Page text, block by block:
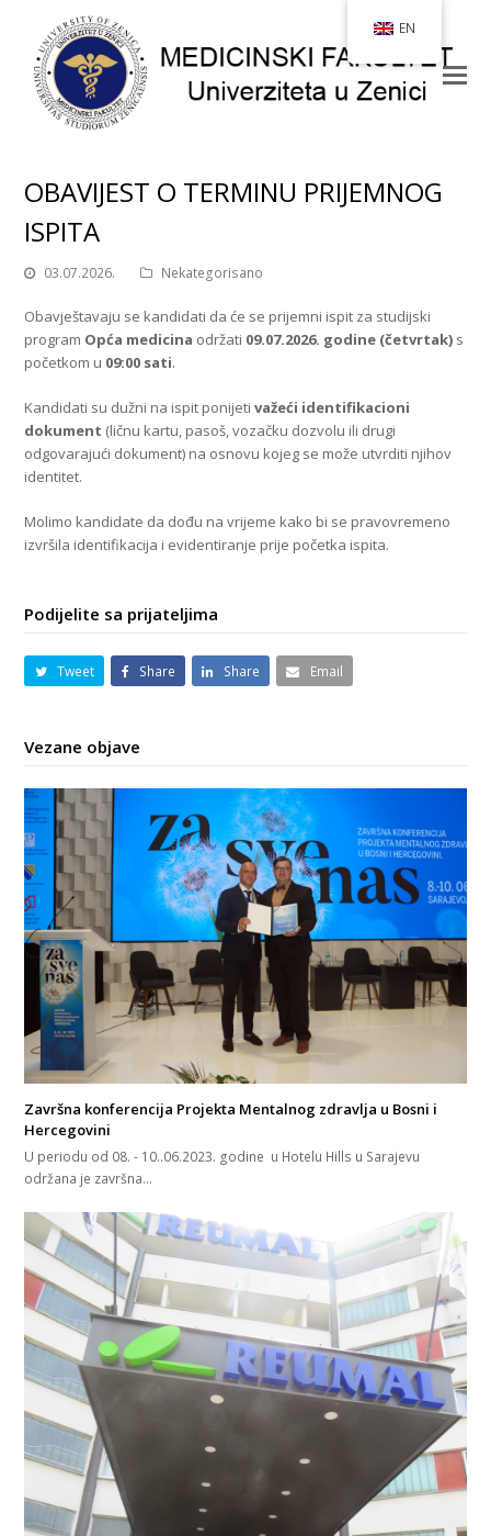
OBAVIJEST O TERMINU PRIJEMNOG
ISPITA
03.07.2026. Nekategorisano
Obavještavaju se kandidati da će se prijemni ispit za studijski
program Opća medicina održati 09.07.2026. godine (četvrtak) s
početkom u 09:00 sati.
Kandidati su dužni na ispit ponijetivažeći identifikacioni
dokument (ličnu kartu, pasoš, vozačku dozvolu ili drugi
odgovarajući dokument) na osnovu kojeg se može utvrditi njihov
identitet.
Molimo kandidate da dođu na vrijeme kako bi se pravovremeno
izvršila identifikacija i evidentiranje prije početka ispita.
Podijelite sa prijateljima
Tweet Share Share Email
Vezane objave
Završna konferencija Projekta Mentalnog zdravlja u Bosni i
Hercegovini
U periodu od 08. - 10..06.2023. godine u Hotelu Hills u Sarajevu
održana je završna…
EN